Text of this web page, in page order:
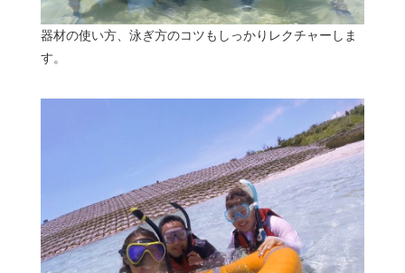
器材の使い方、泳ぎ方のコツもしっかりレクチャーしま
す。